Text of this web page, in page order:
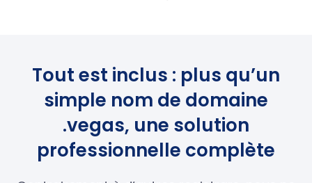
Tout est inclus : plus qu’un
simple nom de domaine
.vegas, une solution
professionnelle complète